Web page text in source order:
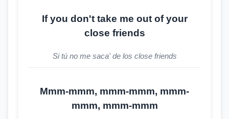
If you don't take me out of your
close friends
Si tú no me saca' de los close friends
Mmm-mmm, mmm-mmm, mmm-
mmm, mmm-mmm